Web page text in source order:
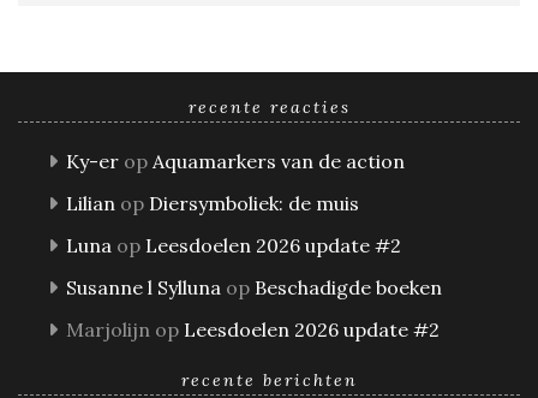
recente reacties
Ky-er op Aquamarkers van de action
Lilian op Diersymboliek: de muis
Luna op Leesdoelen 2026 update #2
Susanne l Sylluna op Beschadigde boeken
Marjolijn op Leesdoelen 2026 update #2
recente berichten